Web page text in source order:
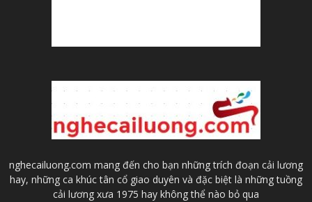
nghecailuong.com mang đến cho bạn những trích đoạn cải lương
hay, những ca khúc tân cổ giao duyên và đặc biệt là những tuồng
cải lương xưa 1975 hay không thể nào bỏ qua